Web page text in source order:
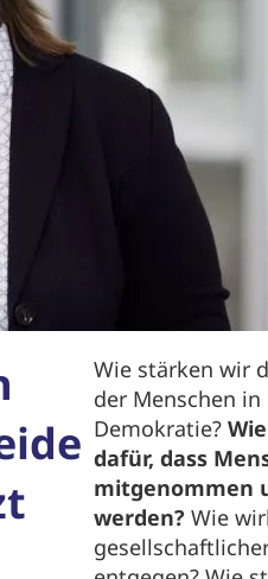
Wie stärken wir
der Menschen in
Demokratie?
dafür, dass
mitgenommen
werden? Wie